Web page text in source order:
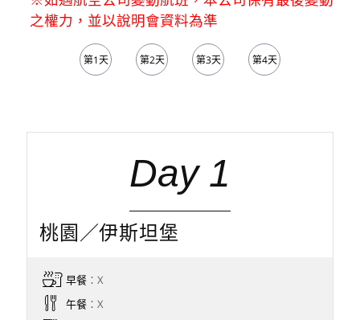
之權力，並以說明會資料為準
第1天 第2天 第3天 第4天
Day 1
桃園／伊斯坦堡
早餐：X
午餐：X